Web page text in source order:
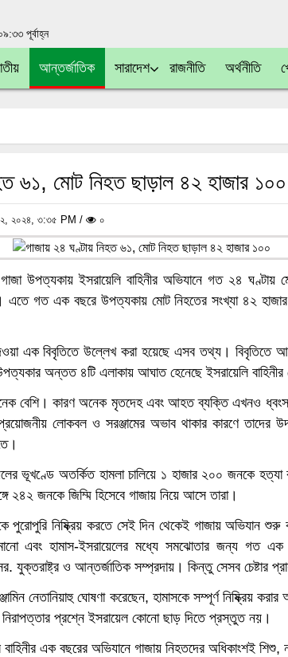
পূর্বাহ্ন
আন্তর্জাতিক সারাদেশ রাজনীতি অর্থনীতি
৬১, মোট নিহত ছাড়াল ৪২ হাজার ১০০
২০২৪, ৩:৩৫ PM / ০
গাজা উপত্যকায় ইসরায়েলি বাহিনীর অভিযানে গত ২৪
গত এক বছরে উপত্যকায় মোট নিহতের সংখ্যা ৪২
এক বিবৃতিতে উল্লেখ করা হয়েছে এসব তথ্য। বিবৃতিতে
অন্তত ৪টি এলাকায় আঘাত হেনেছে ইসরায়েলি
বেশি। কারণ অনেক মৃতদেহ এবং আহত ব্যক্তি এখনও
লোকবল ও সরঞ্জামের অভাব থাকার কারণে তাদের
ভূখণ্ডে অতর্কিত হামলা চালিয়ে ১ হাজার ২০০ জনকে হত্যা
২৪২ জনকে জিম্মি হিসেবে গাজায় নিয়ে আসে তারা।
পুরোপুরি নিষ্ক্রিয় করতে সেই দিন থেকেই গাজায় অভিযান শুরু
এবং হামাস-ইসরায়েলের মধ্যে সমঝোতার জন্য গত এক
যুক্তরাষ্ট্র ও আন্তর্জাতিক সম্প্রদায়। কিন্তু সেসব চেষ্টার
নেতানিয়াহু ঘোষণা করেছেন, হামাসকে সম্পূর্ণ নিষ্ক্রিয়
প্রশ্নে ইসরায়েল কোনো ছাড় দিতে প্রস্তুত নয়।
এক বছরের অভিযানে গাজায় নিহতদের অধিকাংশই শিশু,